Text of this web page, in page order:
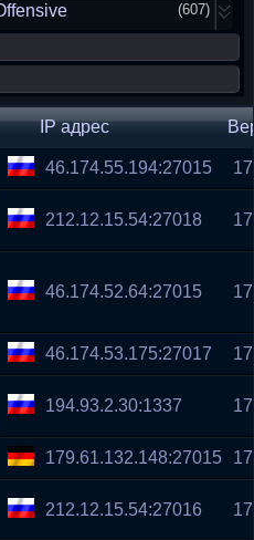
(607)
IP адрес
46.174.55.194:27015
17
212.12.15.54:27018 17
46.174.52.64:27015 17
46.174.53.175:27017
17
194.93.2.30:1337 17
179.61.132.148:27015
17
212.12.15.54:27016 17